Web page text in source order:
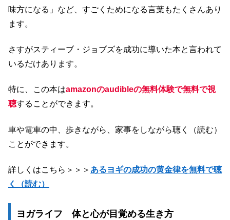
味方になる」など、すごくためになる言葉もたくさんあり
ます。
さすがスティーブ・ジョブズを成功に導いた本と言われて
いるだけあります。
特に、この本はamazonのaudibleの無料体験で無料で視
聴することができます。
車や電車の中、歩きながら、家事をしながら聴く（読む）
ことができます。
詳しくはこちら＞＞＞ あるヨギの成功の黄金律を無料で聴
く（読む）
ヨガライフ 体と心が目覚める生き方